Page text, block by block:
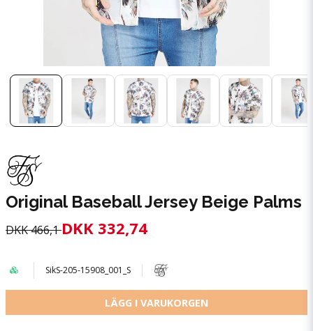
Original Baseball Jersey Beige Palms
DKK 466,1DKK 332,74
SikS-205-15908_001_S
LÄGG I VARUKORGEN